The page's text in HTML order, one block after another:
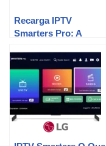
Recarga IPTV
Smarters Pro: A
sua diversão!